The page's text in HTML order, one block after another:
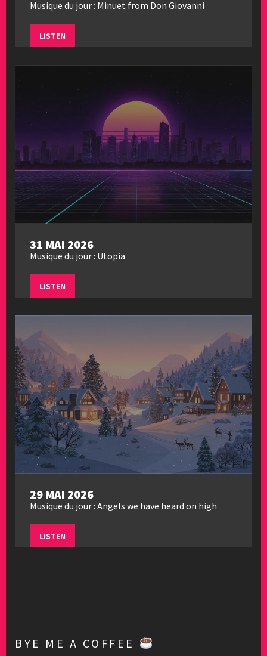
Musique du jour : Minuet from Don Giovanni
LISTEN
31 MAI 2026
Musique du jour : Utopia
LISTEN
29 MAI 2026
Musique du jour : Angels we have heard on high
LISTEN
BYE ME A COFFEE